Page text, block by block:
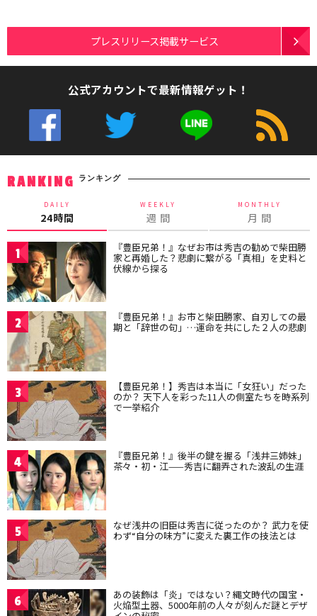
プレスリリース掲載サービス
公式アカウントで最新情報ゲット！
RANKING ランキング
DAILY
24時間
WEEKLY
週 間
MONTHLY
月 間
1 『豊臣兄弟！』なぜお市は秀吉の勧めで柴田勝
家と再婚した？悲劇に繋がる「真相」を史料と
伏線から探る
2 『豊臣兄弟！』お市と柴田勝家、自刃しての最
期と「辞世の句」…運命を共にした２人の悲劇
3 【豊臣兄弟！】秀吉は本当に「女狂い」だった
のか？ 天下人を彩った11人の側室たちを時系列
で一挙紹介
4 『豊臣兄弟！』後半の鍵を握る「浅井三姉妹」
茶々・初・江——秀吉に翻弄された波乱の生涯
5 なぜ浅井の旧臣は秀吉に従ったのか？ 武力を使
わず“自分の味方”に変えた裏工作の技法とは
6 あの装飾は「炎」ではない？縄文時代の国宝・
火焔型土器、5000年前の人々が刻んだ謎とデザ